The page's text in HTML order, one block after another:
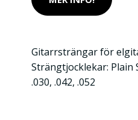
Gitarrsträngar för
Strängtjocklekar: Plain
.030, .042, .052